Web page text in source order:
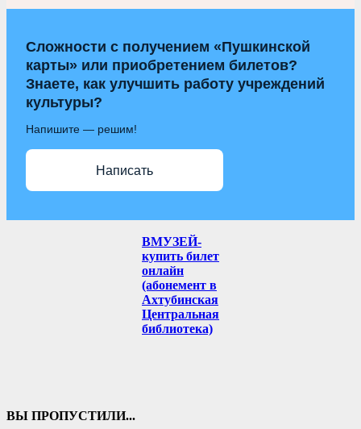
Сложности с получением «Пушкинской
карты» или приобретением билетов?
Знаете, как улучшить работу учреждений
культуры?
Напишите — решим!
Написать
ВМУЗЕЙ-
купить билет
онлайн
(абонемент в
Ахтубинская
Центральная
библиотека)
ВЫ ПРОПУСТИЛИ...